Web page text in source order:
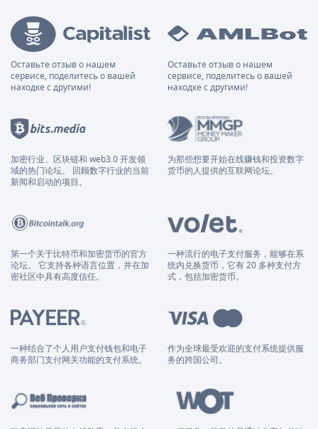
Оставьте отзыв о нашем
сервисе, поделитесь о вашей
находке с другими!
Оставьте отзыв о нашем
сервисе, поделитесь о вашей
находке с другими!
加密行业、区块链和 web3.0 开发领
域的热门论坛。 回顾数字行业的当前
新闻和启动的项目。
为那些想要开始在线赚钱和投资数字
货币的人提供的互联网论坛。
第一个关于比特币和加密货币的官方
论坛。 它支持各种语言位置，并在加
密社区中具有高度信任。
一种流行的电子支付服务，能够在系
统内兑换货币，它有 20 多种支付方
式，包括加密货币。
一种结合了个人用户支付钱包和电子
商务部门支付网关功能的支付系统。
作为全球最受欢迎的支付系统提供服
务的跨国公司。